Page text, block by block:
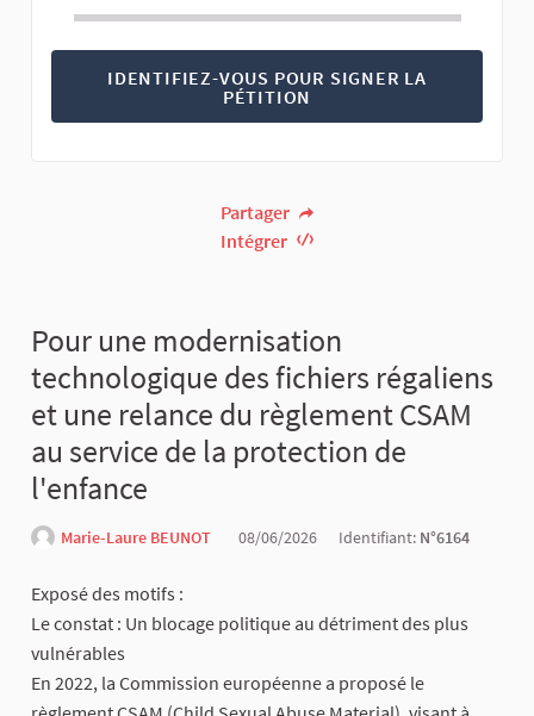
IDENTIFIEZ-VOUS POUR SIGNER LA
PÉTITION
Partager
Intégrer
Pour une modernisation
technologique des fichiers régaliens
et une relance du règlement CSAM
au service de la protection de
l'enfance
Marie-Laure BEUNOT 08/06/2026 Identifiant: N°6164
Exposé des motifs :
Le constat : Un blocage politique au détriment des plus
vulnérables
En 2022, la Commission européenne a proposé le